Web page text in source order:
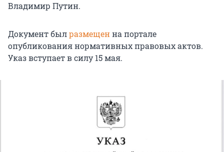
Владимир Путин.
Документ былразмещенна портале
опубликования нормативных правовых актов.
Указ вступает в силу 15 мая.